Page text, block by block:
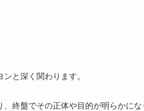
と深く関わります。
終盤でその正体や目的が明らかにな